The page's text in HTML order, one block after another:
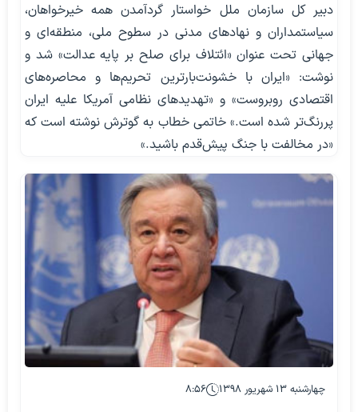
دبیر کل سازمان ملل خواستار گردآمدن همه خیرخواهان،
سیاستمداران و نهادهای مدنی در سطوح ملی، منطقه‌ای و
جهانی تحت عنوان «ائتلاف برای صلح بر پایه عدالت» شد و
نوشت: «ایران با خشونت‌بارترین تحریم‌ها و محاصره‌های
اقتصادی روبروست» و «تهدیدهای نظامی آمریکا علیه ایران
پررنگ‌تر شده است.» خاتمی خطاب به گوترش نوشته است که
«در مخالفت با جنگ پیش‌قدم باشید.»
چهارشنبه ۱۳ شهریور ۱۳۹۸ ۸:۵۶